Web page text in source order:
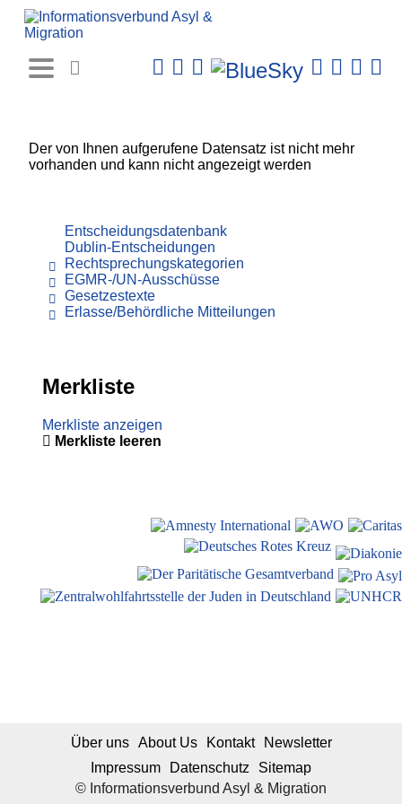
Der von Ihnen aufgerufene Datensatz ist nicht mehr
vorhanden und kann nicht angezeigt werden
Entscheidungsdatenbank
Dublin-Entscheidungen
Rechtsprechungskategorien
EGMR-/UN-Ausschüsse
Gesetzestexte
Erlasse/Behördliche Mitteilungen
Merkliste
Merkliste anzeigen
Merkliste leeren
© Informationsverbund Asyl & Migration
Über uns About Us Kontakt
Newsletter
Impressum
Datenschutz Sitemap